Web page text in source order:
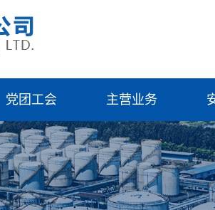
党团工会 主营业务